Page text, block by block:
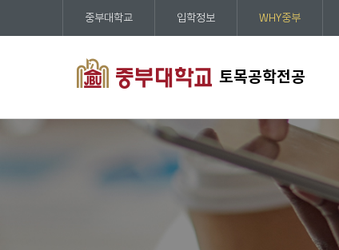
토목공학전공
중부대학교 입학정보 WHY중부